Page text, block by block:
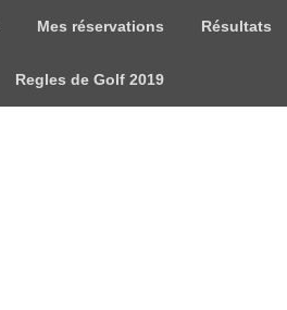
Mes réservations Résultats
Regles de Golf 2019